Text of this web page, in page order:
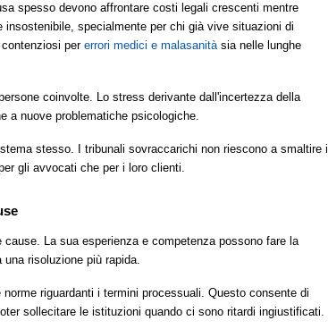
spesso devono affrontare costi legali crescenti mentre
specialmente per chi già vive situazioni di
per errori medici e malasanitàsia nelle lunghe
coinvolte. Lo stress derivante dall'incertezza della
a nuove problematiche psicologiche.
stesso. I tribunali sovraccarichi non riescono a smaltire i
gli avvocati che per i loro clienti.
La sua esperienza e competenza possono fare la
risoluzione più rapida.
riguardanti i termini processuali. Questo consente di
sollecitare le istituzioni quando ci sono ritardi ingiustificati.